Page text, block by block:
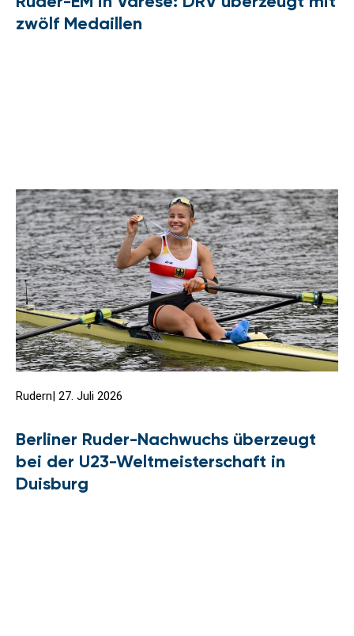
zwölf Medaillen
Rudern| 27. Juli 2026
Berliner Ruder-Nachwuchs überzeugt
bei der U23-Weltmeisterschaft in
Duisburg